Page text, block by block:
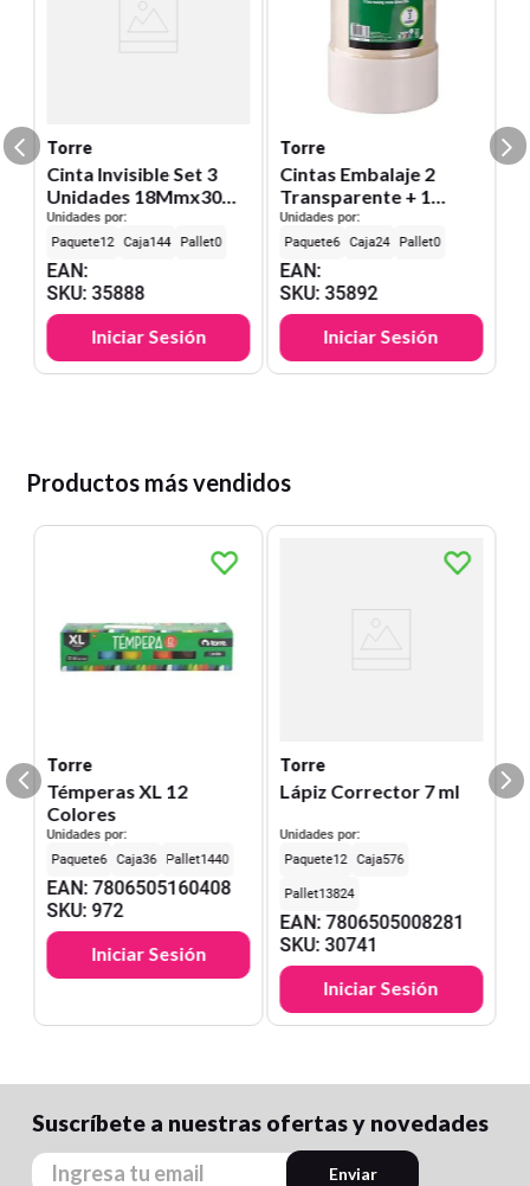
Torre
Cinta Invisible Set 3
Unidades 18Mmx30M
Torre
Unidades por:
12
144 0
EAN:
SKU:35888
Iniciar Sesión
Torre
Cintas Embalaje 2
Transparente + 1
Masking Crema Torre
Unidades por:
6
24 0
EAN:
SKU:35892
Iniciar Sesión
Productos más vendidos
Torre
Témperas XL 12
Colores
Unidades por:
6
36 1440
EAN:7806505160408
SKU:972
Iniciar Sesión
Torre
Lápiz Corrector 7 ml
Unidades por:
12
576
13824
EAN:7806505008281
SKU:30741
Iniciar Sesión
Suscríbete a nuestras ofertas y novedades
Enviar